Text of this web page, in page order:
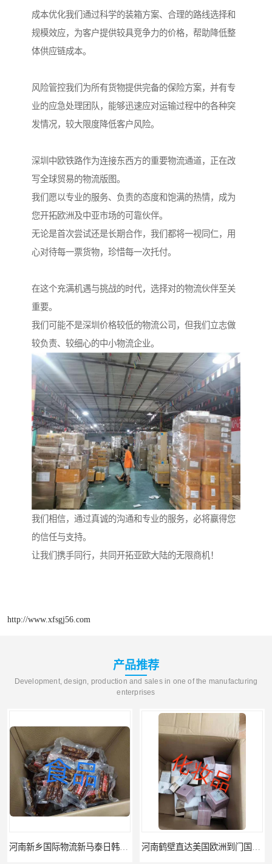
成本优化我们通过科学的装箱方案、合理的路线选择和
规模效应，为客户提供较具竞争力的价格，帮助降低整
体供应链成本。
风险管控我们为所有货物提供完备的保险方案，并有专
业的应急处理团队，能够迅速应对运输过程中的各种突
发情况，较大限度降低客户风险。
深圳中欧铁路作为连接东西方的重要物流通道，正在改
写全球贸易的物流版图。
我们愿以专业的服务、负责的态度和饱满的热情，成为
您开拓欧洲及中亚市场的可靠伙伴。
无论是首次尝试还是长期合作，我们都将一视同仁，用
心对待每一票货物，珍惜每一次托付。
在这个充满机遇与挑战的时代，选择对的物流伙伴至关
重要。
我们可能不是深圳价格较低的物流公司，但我们立志做
较负责、较细心的中小物流企业。
我们相信，通过真诚的沟通和专业的服务，必将赢得您
的信任与支持。
让我们携手同行，共同开拓亚欧大陆的无限商机！
http://www.xfsgj56.com
产品推荐
Development, design, production and sales in one of the manufacturing
enterprises